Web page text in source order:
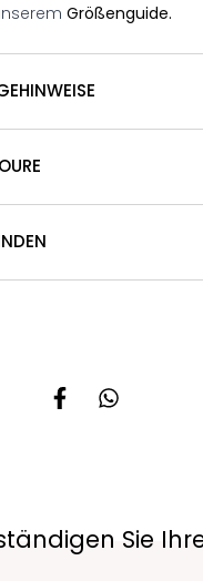
Größenguide.
Sie